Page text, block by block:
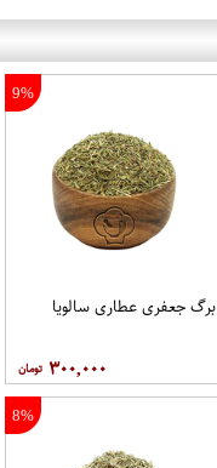
9%
برگ جعفری عطاری سالویا
۳۰۰,۰۰۰
8%